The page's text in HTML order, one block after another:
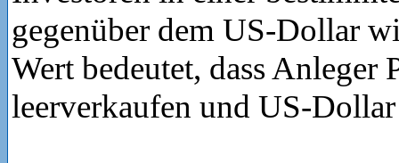
gegenüber dem US-Dollar
Wert bedeutet, dass Anleger
leerverkaufen und US-